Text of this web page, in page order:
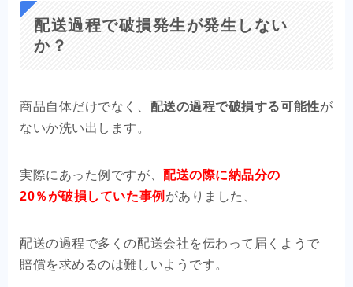
配送過程で破損発生が発生しない
か？
商品自体だけでなく、 配送の過程で破損する可能性が
ないか洗い出します。
実際にあった例ですが、配送の際に納品分の
20％が破損していた事例 がありました、
配送の過程で多くの配送会社を伝わって届くようで
賠償を求めるのは難しいようです。